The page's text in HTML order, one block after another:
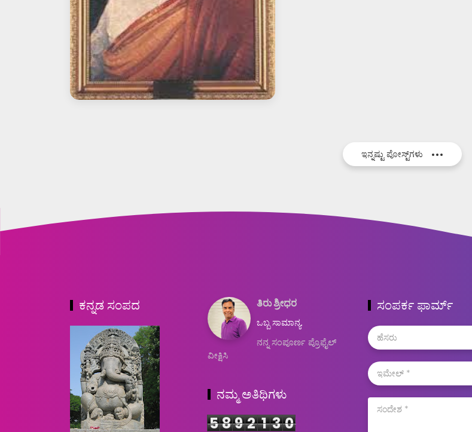
ಇನ್ನಷ್ಟು ಪೋಸ್ಟ್‌ಗಳು
ಕನ್ನಡ ಸಂಪದ ತಿರು ಶ್ರೀಧರ
ಒಬ್ಬ ಸಾಮಾನ್ಯ.
ನನ್ನ ಸಂಪೂರ್ಣ ಪ್ರೊಫೈಲ್
ವೀಕ್ಷಿಸಿ
ನಮ್ಮ ಅತಿಥಿಗಳು
589 2 1 30
ಸಂಪರ್ಕ ಫಾರ್ಮ್